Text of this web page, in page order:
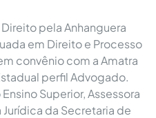
pela Anhanguera
em Direito e Processo
convênio com a Amatra
perfil Advogado.
Superior, Assessora
da Secretaria de